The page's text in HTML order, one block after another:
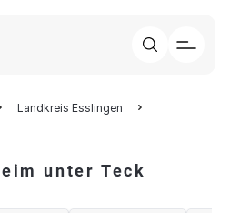
Landkreis Esslingen
unter Teck